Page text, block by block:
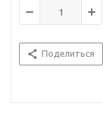
Поделиться